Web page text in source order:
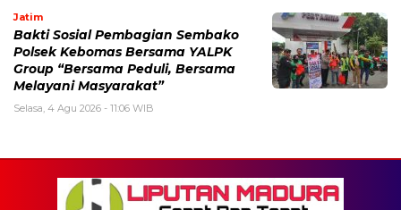
Jatim
Bakti Sosial Pembagian Sembako
Polsek Kebomas Bersama YALPK
Group “Bersama Peduli, Bersama
Melayani Masyarakat”
Selasa, 4 Agu 2026 - 11:06 WIB